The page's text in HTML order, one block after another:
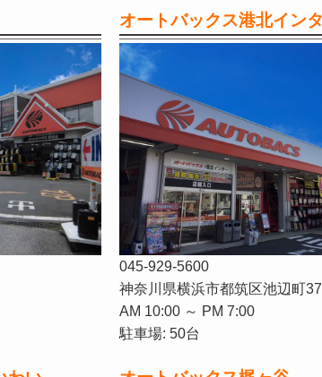
オートバックス港北イン
045-929-5600
神奈川県横浜市都筑区池辺町
AM 10:00 ～ PM 7:00
駐車場: 50台